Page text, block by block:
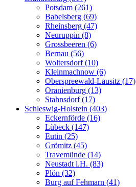
Potsdam (261)
Babelsberg (69)
Rheinsberg (47)
Neuruppin (8)
Grossbeeren (6)
Bernau (56)
Woltersdorf (10)
Kleinmachnow (6)
Oberspreewald-Lausitz (17)
Oranienburg (13)
Stahnsdorf (17)
Schleswig-Holstein (403)
Eckernförde (16)
Lübeck (147)
Eutin (25)
Grömitz (45)
Travemünde (14)
Neustadt i.H. (83)
Plön (32)
Burg auf Fehmarn (41)